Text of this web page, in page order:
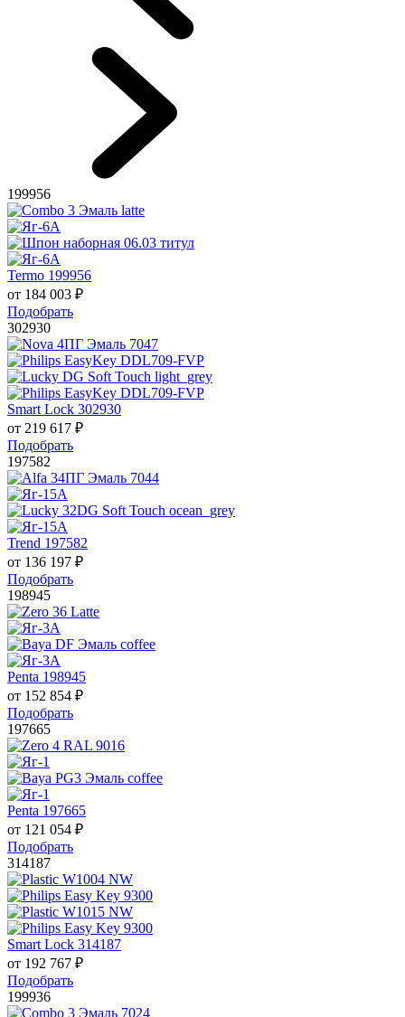
199956
Termo 199956
от 184 003 ₽
Подобрать
302930
Smart Lock 302930
от 219 617 ₽
Подобрать
197582
Trend 197582
от 136 197 ₽
Подобрать
198945
Penta 198945
от 152 854 ₽
Подобрать
197665
Penta 197665
от 121 054 ₽
Подобрать
314187
Smart Lock 314187
от 192 767 ₽
Подобрать
199936